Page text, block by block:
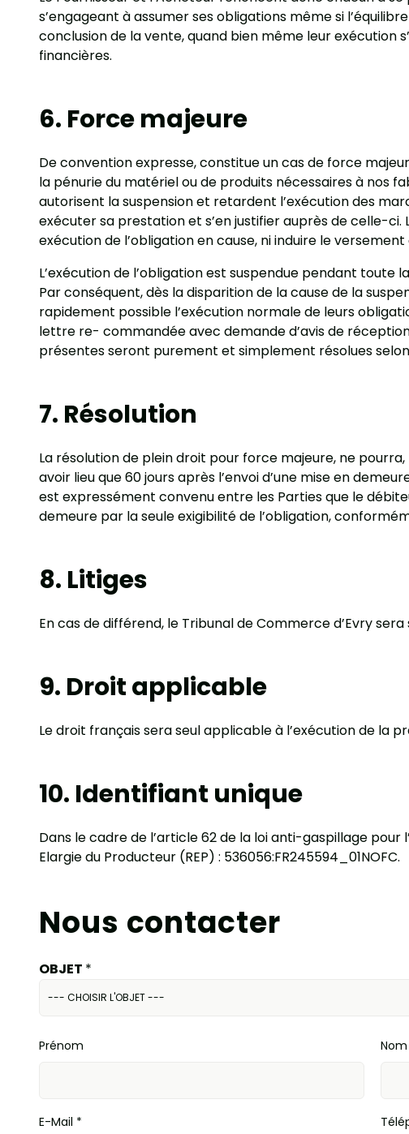
s’engageant à assumer ses obligations même si
conclusion de la vente, quand bien même leur
financières.
6. Force majeure
De convention expresse, constitue un cas de force
la pénurie du matériel ou de produits nécessaires à nos
autorisent la suspension et retardent l’exécution des
exécuter sa prestation et s’en justifier auprès de celle-
exécution de l’obligation en cause, ni induire le
L’exécution de l’obligation est suspendue pendant
Par conséquent, dès la disparition de la cause de la
rapidement possible l’exécution normale de leurs
lettre re- commandée avec demande d’avis de
présentes seront purement et simplement résolues
7. Résolution
La résolution de plein droit pour force majeure, ne
avoir lieu que 60 jours après l’envoi d’une mise en
est expressément convenu entre les Parties que le
demeure par la seule exigibilité de l’obligation,
8. Litiges
En cas de différend, le Tribunal de Commerce d’Evry
9. Droit applicable
Le droit français sera seul applicable à l’exécution de la
10. Identifiant unique
Dans le cadre de l’article 62 de la loi anti-gaspillage
Elargie du Producteur (REP) : 536056:FR245594_01NOFC.
Nous contacter
OBJET *
Prénom
E-Mail *
Nom